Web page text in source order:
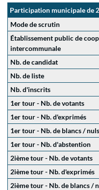
Participation municipale de
Mode de scrutin
Établissement public de
intercommunale
Nb. de candidat
Nb. de liste
Nb. d'inscrits
1er tour - Nb. de votants
1er tour - Nb. d'exprimés
1er tour - Nb. de blancs / nuls
1er tour - Nb. d'abstention
2ième tour - Nb. de votants
2ième tour - Nb. d'exprimés
2ième tour - Nb. de blancs /